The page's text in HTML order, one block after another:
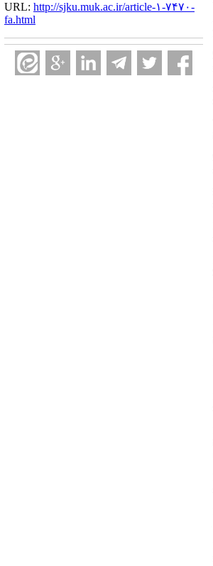
URL: http://sjku.muk.ac.ir/article-۱-۷۴۷۰-
fa.html